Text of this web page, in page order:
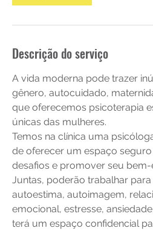
Descrição do serviço
A vida moderna pode trazer
gênero, autocuidado,
que oferecemos psicoterapia
únicas das mulheres.
Temos na clínica uma
de oferecer um espaço
desafios e promover seu bem-
Juntas, poderão trabalhar
autoestima, autoimagem,
emocional, estresse,
terá um espaço confidencial